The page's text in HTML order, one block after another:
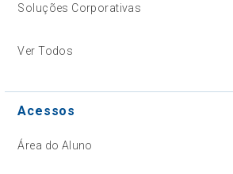
Soluções Corporativas
Ver Todos
Acessos
Área do Aluno